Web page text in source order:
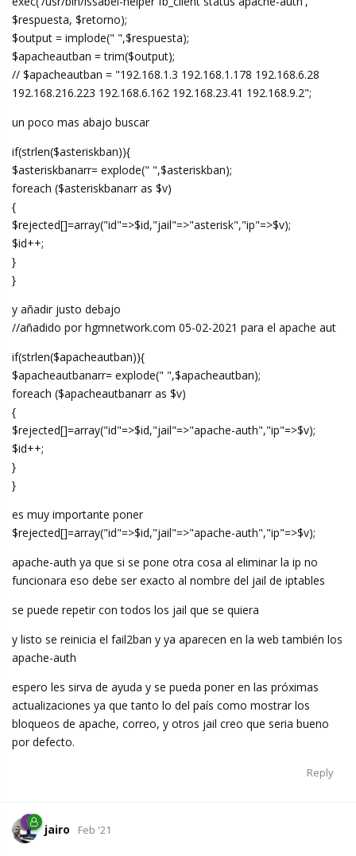
$respuesta, $retorno);
$output = implode(" ",$respuesta);
$apacheautban = trim($output);
// $apacheautban = "192.168.1.3 192.168.1.178 192.168.6.28
192.168.216.223 192.168.6.162 192.168.23.41 192.168.9.2";
un poco mas abajo buscar
if(strlen($asteriskban)){
$asteriskbanarr= explode(" ",$asteriskban);
foreach ($asteriskbanarr as $v)
{
$rejected[]=array("id"=>$id,"jail"=>"asterisk","ip"=>$v);
$id++;
}
}
y añadir justo debajo
//añadido por hgmnetwork.com 05-02-2021 para el apache aut
if(strlen($apacheautban)){
$apacheautbanarr= explode(" ",$apacheautban);
foreach ($apacheautbanarr as $v)
{
$rejected[]=array("id"=>$id,"jail"=>"apache-auth","ip"=>$v);
$id++;
}
}
es muy importante poner
$rejected[]=array("id"=>$id,"jail"=>"apache-auth","ip"=>$v);
apache-auth ya que si se pone otra cosa al eliminar la ip no
funcionara eso debe ser exacto al nombre del jail de iptables
se puede repetir con todos los jail que se quiera
y listo se reinicia el fail2ban y ya aparecen en la web también los
apache-auth
espero les sirva de ayuda y se pueda poner en las próximas
actualizaciones ya que tanto lo del país como mostrar los
bloqueos de apache, correo, y otros jail creo que seria bueno
por defecto.
Reply
jairo Feb '21